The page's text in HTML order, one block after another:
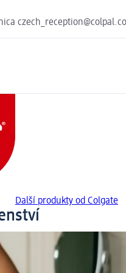
Další produkty od Colgate